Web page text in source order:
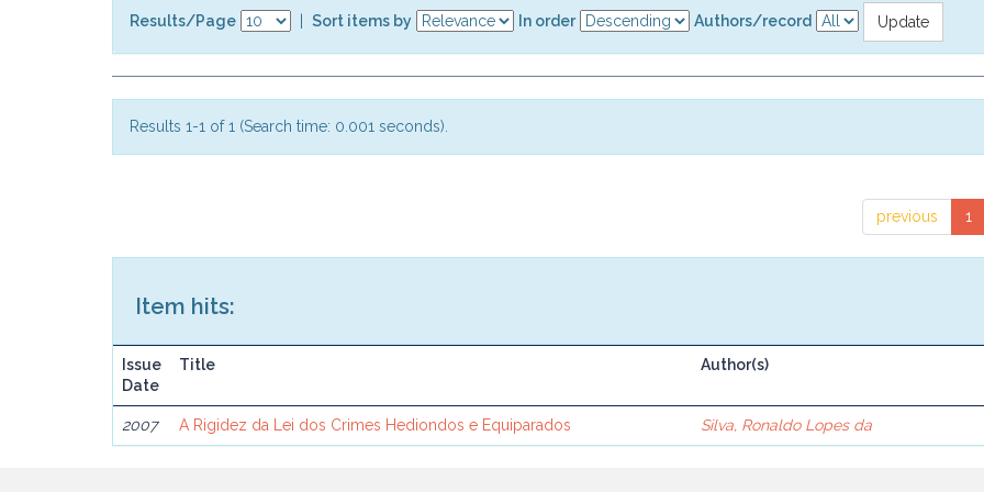
Results/Page Sort items by In order Authors/record
Results 1-1 of 1 (Search time: 0.001 seconds).
previous 1
Item hits:
Issue
Date
Title Author(s)
2007 A Rigidez da Lei dos Crimes Hediondos e Equiparados Silva, Ronaldo Lopes da